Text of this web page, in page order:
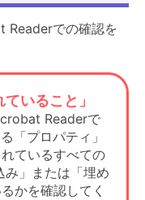
項目があれば必
ず選択してくだ
項目があれば必
ず選択してくだ
さい。
項目があれば必
ず設定してくだ
での確認を
いること」
Readerで
「プロパティ」
ているすべての
み」または「埋め
かを確認してく